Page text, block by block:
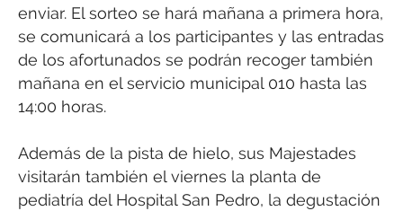
enviar. El sorteo se hará mañana a primera hora,
se comunicará a los participantes y las entradas
de los afortunados se podrán recoger también
mañana en el servicio municipal 010 hasta las
14:00 horas.
Además de la pista de hielo, sus Majestades
visitarán también el viernes la planta de
pediatría del Hospital San Pedro, la degustación